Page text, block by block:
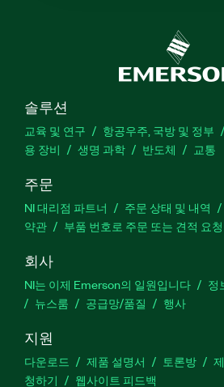
솔루션
교육 및 연구 항공우주, 국방 및 정부
용 장비
생명 과학 반도체 교통
주문
NI 대리점 파트너 주문 상태 및 내역
약관
부품 번호로 주문 또는 견적 요청
회사
NI는 이제 Emerson의 일원입니다 정
뉴스룸
공급망/품질 행사
지원
다운로드 제품 설명서 토론방
청하기
웹사이트 피드백